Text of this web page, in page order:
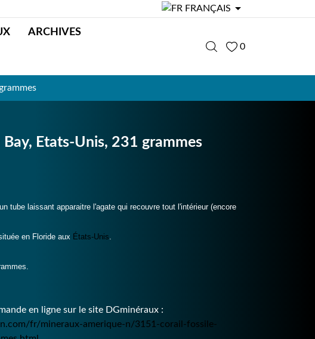
FRANÇAIS 
ARCHIVES
0
Bay, Etats-Unis, 231 grammes
tube laissant apparaitre l'agate qui recouvre tout l'intérieur (encore
en Floride aux États-Unis.
en ligne sur le site DGminéraux :
fr/mineraux-amerique-n/3151-corail-fossile-